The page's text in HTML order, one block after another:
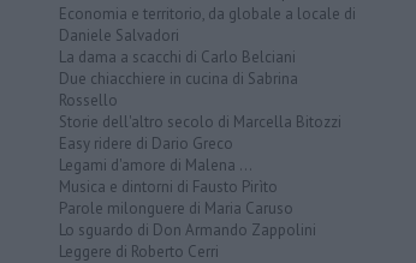
Economia e territorio, da globale a locale di
Daniele Salvadori
La dama a scacchi di Carlo Belciani
Due chiacchiere in cucina di Sabrina
Rossello
Storie dell'altro secolo di Marcella Bitozzi
Easy ridere di Dario Greco
Legami d'amore di Malena ...
Musica e dintorni di Fausto Pirìto
Parole milonguere di Maria Caruso
Lo sguardo di Don Armando Zappolini
Leggere di Roberto Cerri